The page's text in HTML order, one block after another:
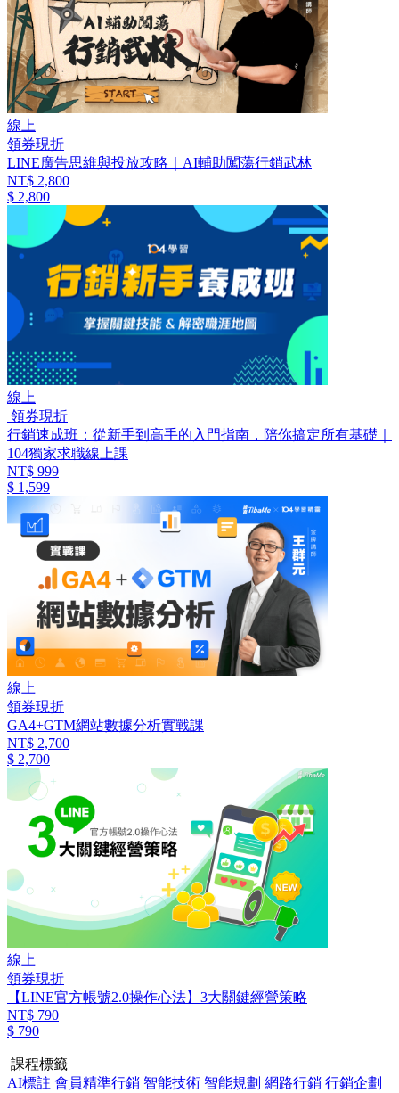
線上
領券現折
LINE廣告思維與投放攻略｜AI輔助闖蕩行銷武林
NT$ 2,800
$ 2,800
線上
領券現折
行銷速成班：從新手到高手的入門指南，陪你搞定所有基礎｜
104獨家求職線上課
NT$ 999
$ 1,599
線上
領券現折
GA4+GTM網站數據分析實戰課
NT$ 2,700
$ 2,700
線上
領券現折
【LINE官方帳號2.0操作心法】3大關鍵經營策略
NT$ 790
$ 790
課程標籤
AI標註 會員精準行銷 智能技術 智能規劃 網路行銷 行銷企劃